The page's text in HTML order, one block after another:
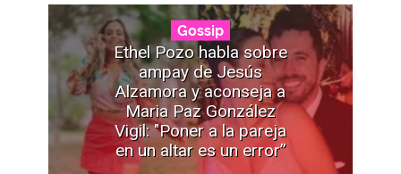
Gossip
Ethel Pozo habla sobre
ampay de Jesús
Alzamora y aconseja a
Maria Paz González
Vigil: "Poner a la pareja
en un altar es un error”